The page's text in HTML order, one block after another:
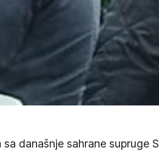
današnje sahrane supruge